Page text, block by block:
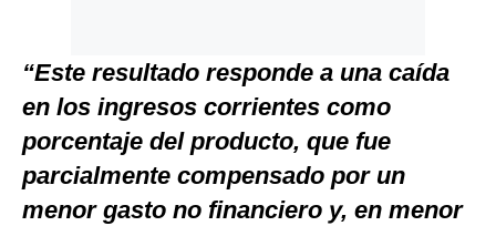
“Este resultado responde a una caída
en los ingresos corrientes como
porcentaje del producto, que fue
parcialmente compensado por un
menor gasto no financiero y, en menor